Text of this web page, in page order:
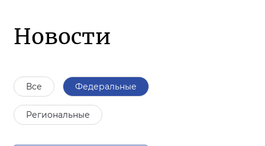
Новости
Все Федеральные
Региональные